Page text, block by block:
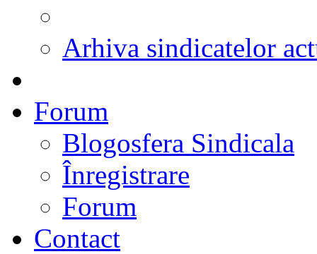
Arhiva sindicatelor
Forum
Blogosfera Sindicala
Înregistrare
Forum
Contact